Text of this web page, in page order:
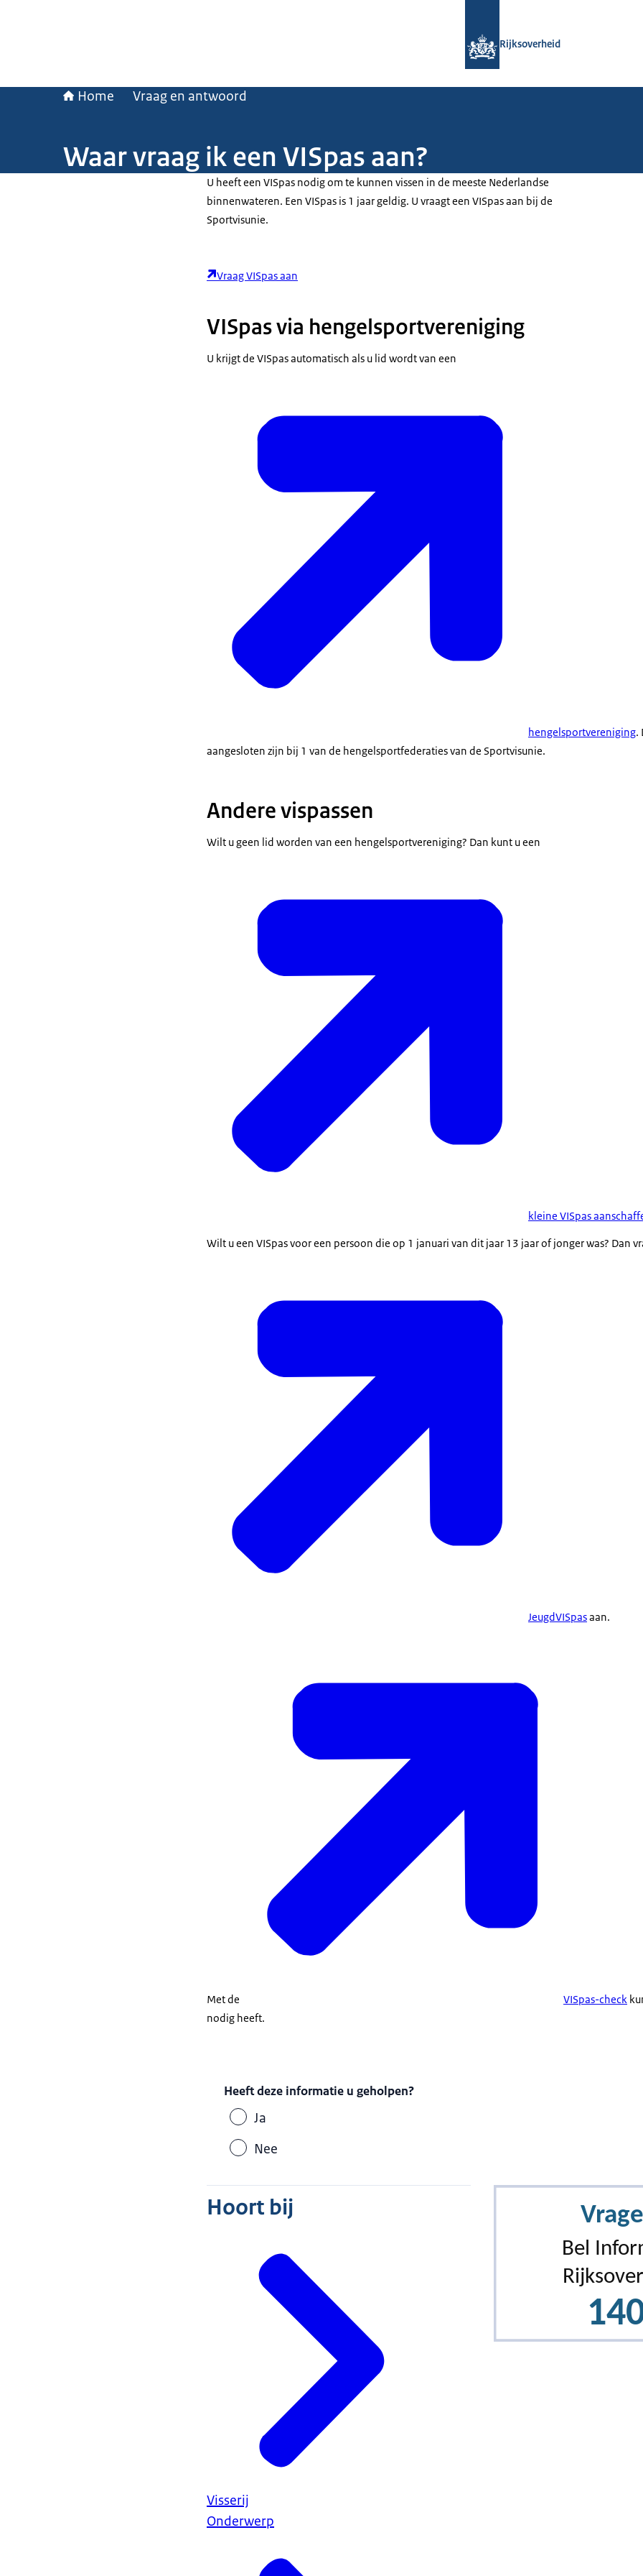
Rijksoverheid
Home Vraag en antwoord
Waar vraag ik een VISpas aan?
U heeft een VISpas nodig om te kunnen vissen in de meeste Nederlandse
binnenwateren. Een VISpas is 1 jaar geldig. U vraagt een VISpas aan bij de
Sportvisunie.
Vraag VISpas aan
VISpas via hengelsportvereniging
U krijgt de VISpas automatisch als u lid wordt van een
hengelsportvereniging.
aangesloten zijn bij 1 van de hengelsportfederaties van de Sportvisunie.
Andere vispassen
Wilt u geen lid worden van een hengelsportvereniging? Dan kunt u een
kleine VISpas
Wilt u een VISpas voor een persoon die op 1 januari van dit jaar 13 jaar of jonger was? Dan
JeugdVISpasaan.
Met de VISpas-check
nodig heeft.
Heeft deze informatie u geholpen?
Ja
Nee
Hoort bij
Visserij
Onderwerp